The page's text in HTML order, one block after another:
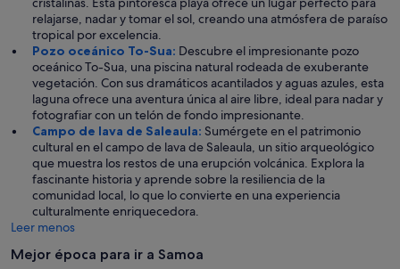
relajarse, nadar y tomar el sol, creando una atmósfera de paraíso
tropical por excelencia.
Pozo oceánico To-Sua: Descubre el impresionante pozo
oceánico To-Sua, una piscina natural rodeada de exuberante
vegetación. Con sus dramáticos acantilados y aguas azules, esta
laguna ofrece una aventura única al aire libre, ideal para nadar y
fotografiar con un telón de fondo impresionante.
Campo de lava de Saleaula: Sumérgete en el patrimonio
cultural en el campo de lava de Saleaula, un sitio arqueológico
que muestra los restos de una erupción volcánica. Explora la
fascinante historia y aprende sobre la resiliencia de la
comunidad local, lo que lo convierte en una experiencia
culturalmente enriquecedora.
Leer menos
Mejor época para ir a Samoa